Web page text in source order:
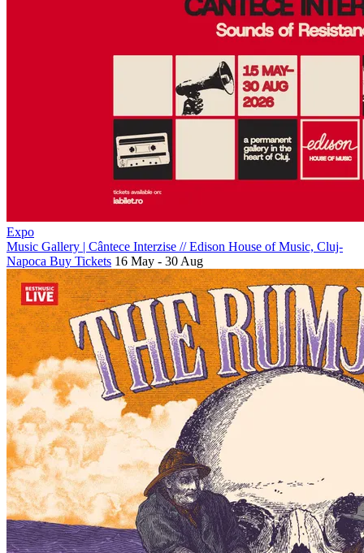
Expo
Music Gallery | Cântece Interzise //Edison House of Music, Cluj-
Napoca Buy Tickets 16 May - 30 Aug